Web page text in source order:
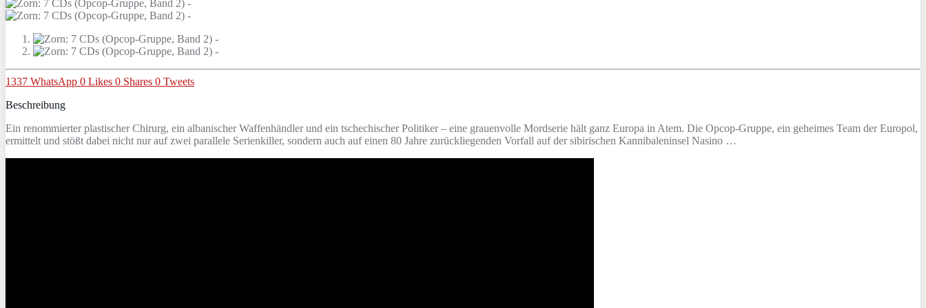
1337 WhatsApp 0 Likes 0 Shares 0 Tweets
Beschreibung
Ein renommierter plastischer Chirurg, ein albanischer Waffenhändler und ein tschechischer Politiker – eine grauenvolle Mordserie hält ganz Europa in Atem. Die Opcop-Gruppe, ein geheimes Team der Europol,
ermittelt und stößt dabei nicht nur auf zwei parallele Serienkiller, sondern auch auf einen 80 Jahre zurückliegenden Vorfall auf der sibirischen Kannibaleninsel Nasino …